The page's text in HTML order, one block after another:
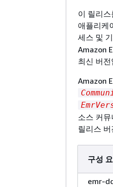
이 릴리
애플리케
세스 및
Amazon
최신 버
Amazon
소스 커
릴리스 버
구성
emr-